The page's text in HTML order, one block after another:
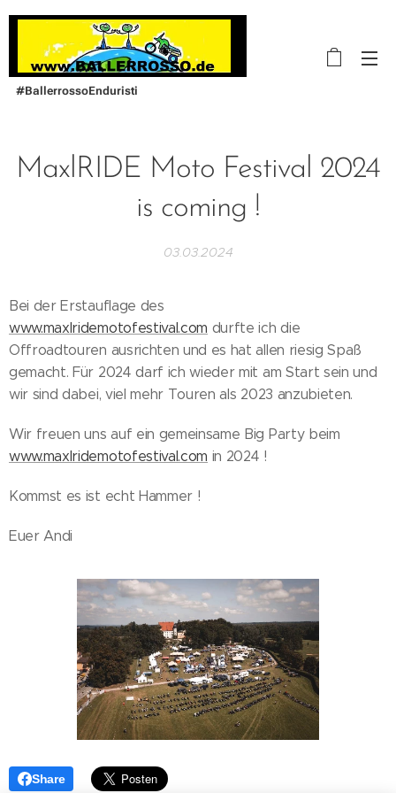
#BallerrossoEnduristi
MaxlRIDE Moto Festival 2024
is coming !
03.03.2024
Bei der Erstauflage des
www.maxlridemotofestival.com durfte ich die
Offroadtouren ausrichten und es hat allen riesig Spaß
gemacht. Für 2024 darf ich wieder mit am Start sein und
wir sind dabei, viel mehr Touren als 2023 anzubieten.
Wir freuen uns auf ein gemeinsame Big Party beim
www.maxlridemotofestival.com in 2024 !
Kommst es ist echt Hammer !
Euer Andi
Share